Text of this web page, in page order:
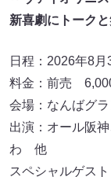
新喜劇にトーク
日程：2026年8
料金：前売
会場：なんばグラ
出演：オール阪
わ 他
スペシャルゲス